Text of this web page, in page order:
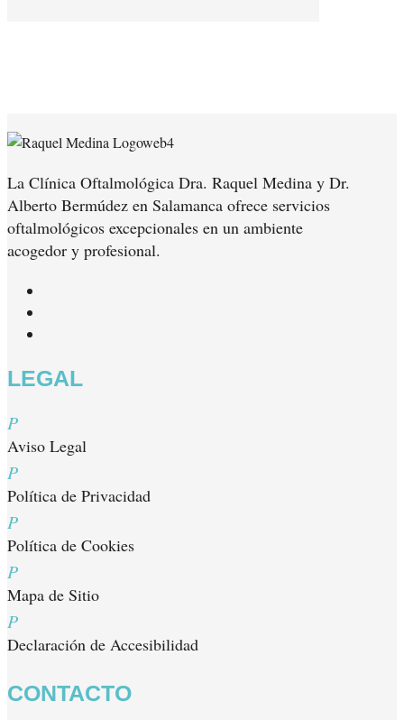
La Clínica Oftalmológica Dra. Raquel Medina y Dr.
Alberto Bermúdez en Salamanca ofrece servicios
oftalmológicos excepcionales en un ambiente
acogedor y profesional.
LEGAL
P
Aviso Legal
P
Política de Privacidad
P
Política de Cookies
P
Mapa de Sitio
P
Declaración de Accesibilidad
CONTACTO